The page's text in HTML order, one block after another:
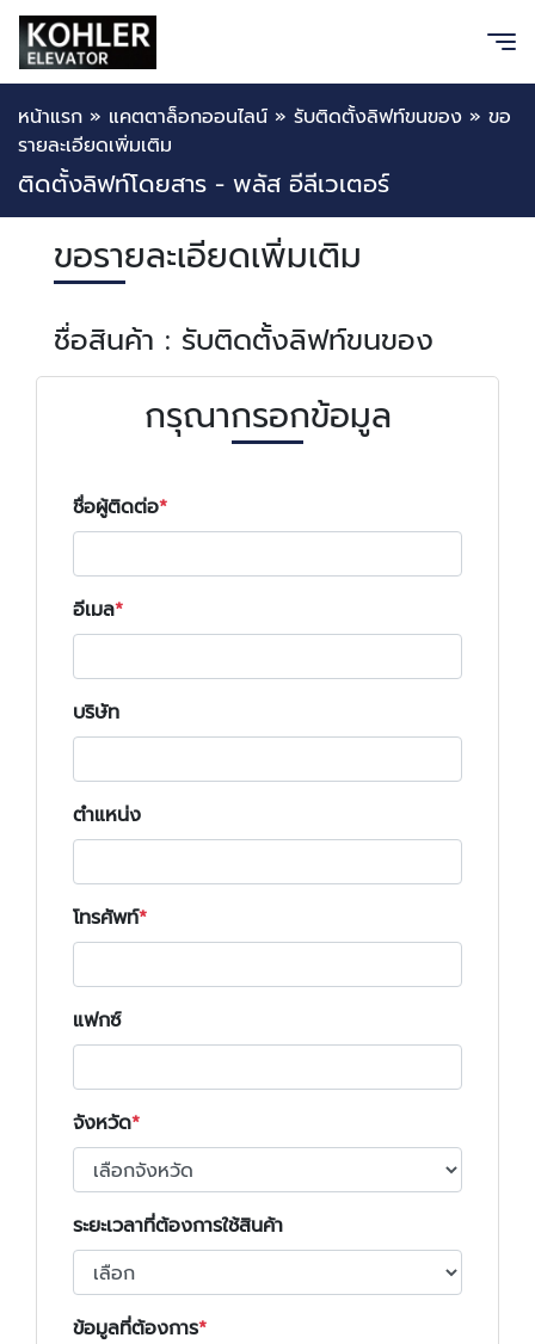
หน้าแรก » แคตตาล็อกออนไลน์ » รับติดตั้งลิฟท์ขนของ » ขอ
รายละเอียดเพิ่มเติม
ติดตั้งลิฟท์โดยสาร - พลัส อีลีเวเตอร์
ขอรายละเอียดเพิ่มเติม
ชื่อสินค้า : รับติดตั้งลิฟท์ขนของ
กรุณากรอกข้อมูล
ชื่อผู้ติดต่อ
อีเมล
บริษัท
ตำแหน่ง
โทรศัพท์
แฟกซ์
จังหวัด
ระยะเวลาที่ต้องการใช้สินค้า
ข้อมูลที่ต้องการ